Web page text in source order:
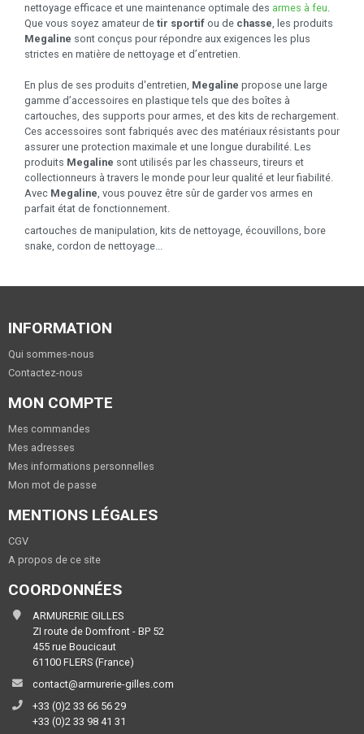
nettoyage efficace et une maintenance optimale des armes à feu.
Que vous soyez amateur de tir sportif ou de chasse, les produits
Megaline sont conçus pour répondre aux exigences les plus
strictes en matière de nettoyage et d’entretien.
En plus de ses produits d'entretien, Megaline propose une large
gamme d’accessoires en plastique tels que des boîtes à
cartouches, des supports pour armes, et des kits de rechargement.
Ces accessoires sont fabriqués avec des matériaux résistants pour
assurer une protection maximale et une longue durabilité. Les
produits Megaline sont utilisés par les chasseurs, tireurs et
collectionneurs à travers le monde pour leur qualité et leur fiabilité.
Avec Megaline, vous pouvez être sûr de garder vos armes en
parfait état de fonctionnement.
cartouches de manipulation, kits de nettoyage, écouvillons, bore
snake, cordon de nettoyage...
INFORMATION
Qui sommes-nous
Contactez-nous
MON COMPTE
Mes commandes
Mes adresses
Mes informations personnelles
Mon mot de passe
MENTIONS LÉGALES
CGV
A propos de ce site
COORDONNÉES
ARMURERIE GILLES
ZI route de Domfront - BP 52
455 rue Boucicaut
61100 FLERS (France)
contact@armurerie-gilles.com
+33 (0)2 33 66 56 29
+33 (0)2 33 98 41 31